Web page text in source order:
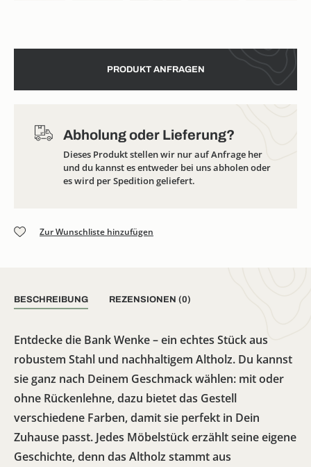
PRODUKT ANFRAGEN
Abholung oder Lieferung?
Dieses Produkt stellen wir nur auf Anfrage her
und du kannst es entweder bei uns abholen oder
es wird per Spedition geliefert.
Zur Wunschliste hinzufügen
BESCHREIBUNG REZENSIONEN (0)
Entdecke die Bank Wenke – ein echtes Stück aus
robustem Stahl und nachhaltigem Altholz. Du kannst
sie ganz nach Deinem Geschmack wählen: mit oder
ohne Rückenlehne, dazu bietet das Gestell
verschiedene Farben, damit sie perfekt in Dein
Zuhause passt. Jedes Möbelstück erzählt seine eigene
Geschichte, denn das Altholz stammt aus